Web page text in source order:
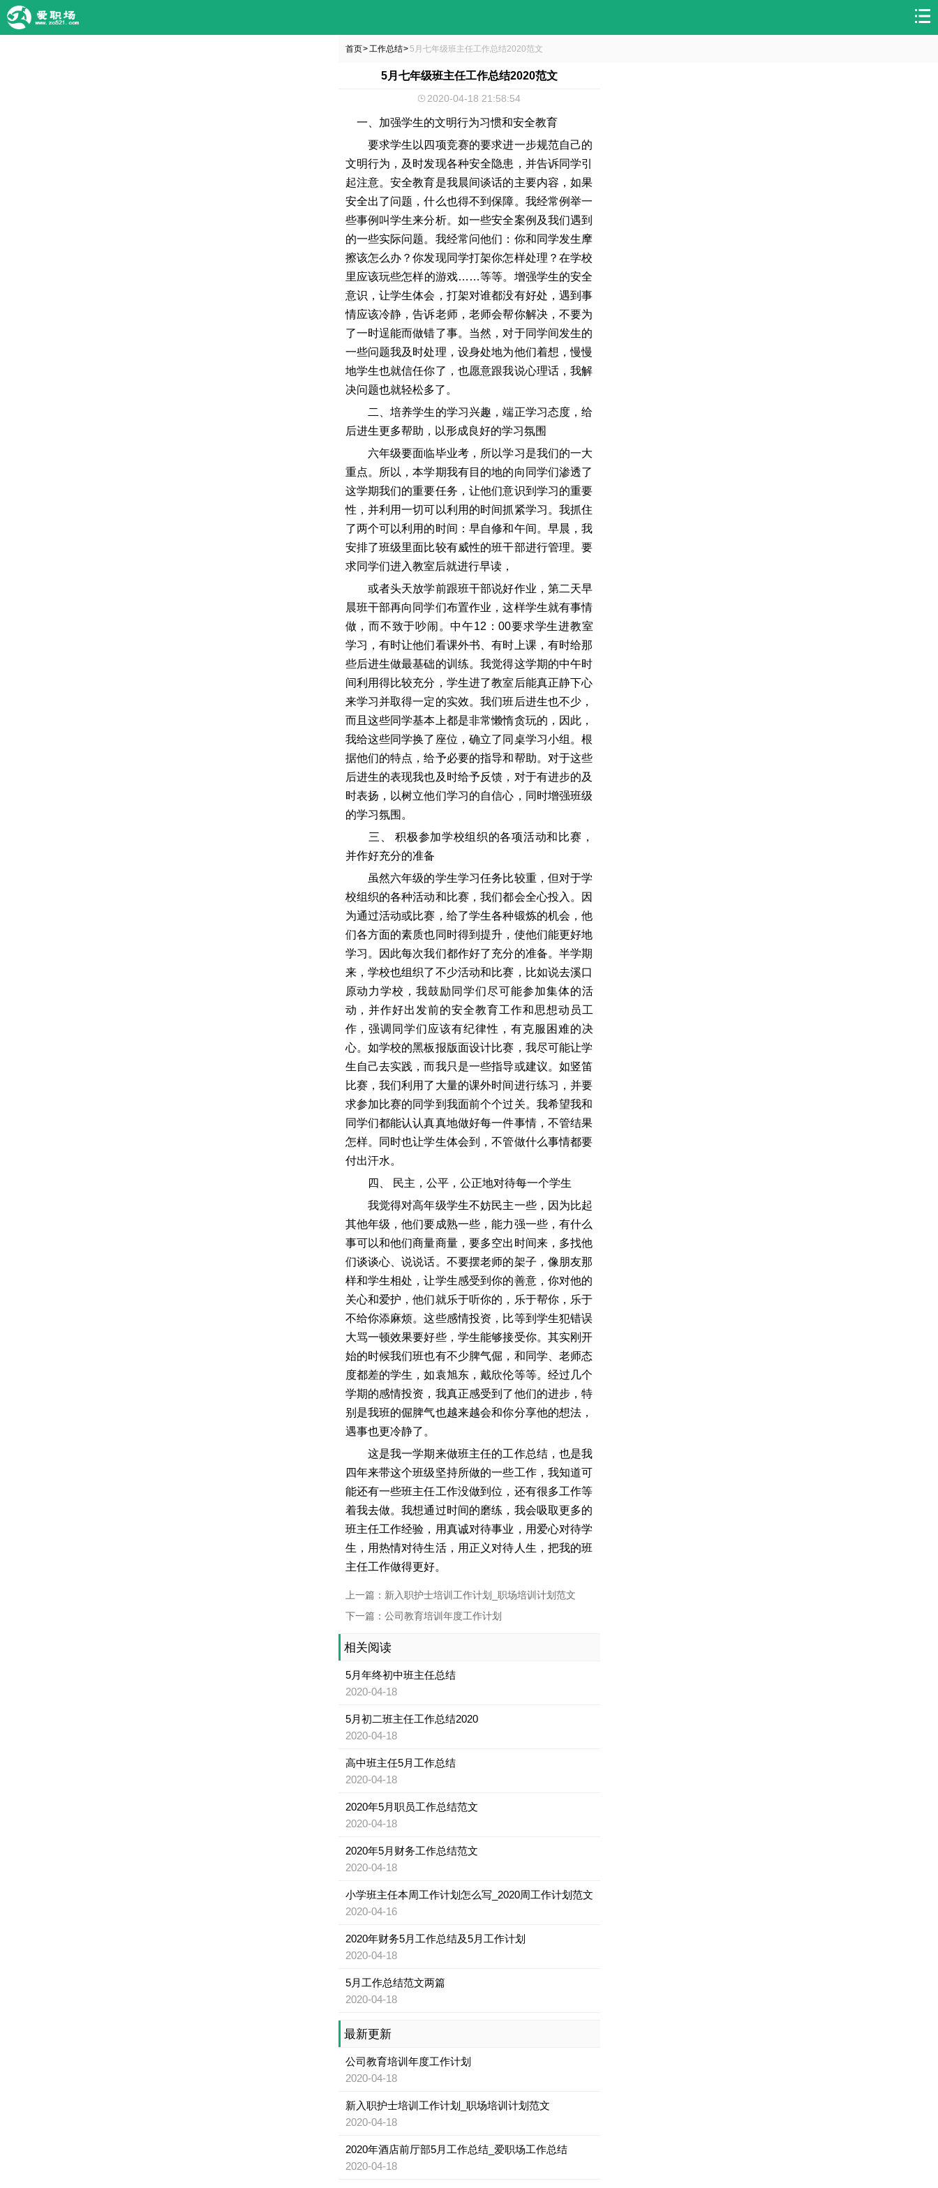
首页> 工作总结>5月七年级班主任工作总结2020范文
5月七年级班主任工作总结2020范文
2020-04-18 21:58:54
一、加强学生的文明行为习惯和安全教育
要求学生以四项竞赛的要求进一步规范自己的
文明行为，及时发现各种安全隐患，并告诉同学引
起注意。安全教育是我晨间谈话的主要内容，如果
安全出了问题，什么也得不到保障。我经常例举一
些事例叫学生来分析。如一些安全案例及我们遇到
的一些实际问题。我经常问他们：你和同学发生摩
擦该怎么办？你发现同学打架你怎样处理？在学校
里应该玩些怎样的游戏……等等。增强学生的安全
意识，让学生体会，打架对谁都没有好处，遇到事
情应该冷静，告诉老师，老师会帮你解决，不要为
了一时逞能而做错了事。当然，对于同学间发生的
一些问题我及时处理，设身处地为他们着想，慢慢
地学生也就信任你了，也愿意跟我说心理话，我解
决问题也就轻松多了。
二、培养学生的学习兴趣，端正学习态度，给
后进生更多帮助，以形成良好的学习氛围
六年级要面临毕业考，所以学习是我们的一大
重点。所以，本学期我有目的地的向同学们渗透了
这学期我们的重要任务，让他们意识到学习的重要
性，并利用一切可以利用的时间抓紧学习。我抓住
了两个可以利用的时间：早自修和午间。早晨，我
安排了班级里面比较有威性的班干部进行管理。要
求同学们进入教室后就进行早读，
或者头天放学前跟班干部说好作业，第二天早
晨班干部再向同学们布置作业，这样学生就有事情
做，而不致于吵闹。中午12：00要求学生进教室
学习，有时让他们看课外书、有时上课，有时给那
些后进生做最基础的训练。我觉得这学期的中午时
间利用得比较充分，学生进了教室后能真正静下心
来学习并取得一定的实效。我们班后进生也不少，
而且这些同学基本上都是非常懒惰贪玩的，因此，
我给这些同学换了座位，确立了同桌学习小组。根
据他们的特点，给予必要的指导和帮助。对于这些
后进生的表现我也及时给予反馈，对于有进步的及
时表扬，以树立他们学习的自信心，同时增强班级
的学习氛围。
三、 积极参加学校组织的各项活动和比赛，
并作好充分的准备
虽然六年级的学生学习任务比较重，但对于学
校组织的各种活动和比赛，我们都会全心投入。因
为通过活动或比赛，给了学生各种锻炼的机会，他
们各方面的素质也同时得到提升，使他们能更好地
学习。因此每次我们都作好了充分的准备。半学期
来，学校也组织了不少活动和比赛，比如说去溪口
原动力学校，我鼓励同学们尽可能参加集体的活
动，并作好出发前的安全教育工作和思想动员工
作，强调同学们应该有纪律性，有克服困难的决
心。如学校的黑板报版面设计比赛，我尽可能让学
生自己去实践，而我只是一些指导或建议。如竖笛
比赛，我们利用了大量的课外时间进行练习，并要
求参加比赛的同学到我面前个个过关。我希望我和
同学们都能认认真真地做好每一件事情，不管结果
怎样。同时也让学生体会到，不管做什么事情都要
付出汗水。
四、 民主，公平，公正地对待每一个学生
我觉得对高年级学生不妨民主一些，因为比起
其他年级，他们要成熟一些，能力强一些，有什么
事可以和他们商量商量，要多空出时间来，多找他
们谈谈心、说说话。不要摆老师的架子，像朋友那
样和学生相处，让学生感受到你的善意，你对他的
关心和爱护，他们就乐于听你的，乐于帮你，乐于
不给你添麻烦。这些感情投资，比等到学生犯错误
大骂一顿效果要好些，学生能够接受你。其实刚开
始的时候我们班也有不少脾气倔，和同学、老师态
度都差的学生，如袁旭东，戴欣伦等等。经过几个
学期的感情投资，我真正感受到了他们的进步，特
别是我班的倔脾气也越来越会和你分享他的想法，
遇事也更冷静了。
这是我一学期来做班主任的工作总结，也是我
四年来带这个班级坚持所做的一些工作，我知道可
能还有一些班主任工作没做到位，还有很多工作等
着我去做。我想通过时间的磨练，我会吸取更多的
班主任工作经验，用真诚对待事业，用爱心对待学
生，用热情对待生活，用正义对待人生，把我的班
主任工作做得更好。
上一篇：新入职护士培训工作计划_职场培训计划范文
下一篇：公司教育培训年度工作计划
相关阅读
5月年终初中班主任总结
2020-04-18
5月初二班主任工作总结2020
2020-04-18
高中班主任5月工作总结
2020-04-18
2020年5月职员工作总结范文
2020-04-18
2020年5月财务工作总结范文
2020-04-18
小学班主任本周工作计划怎么写_2020周工作计划范文
2020-04-16
2020年财务5月工作总结及5月工作计划
2020-04-18
5月工作总结范文两篇
2020-04-18
最新更新
公司教育培训年度工作计划
2020-04-18
新入职护士培训工作计划_职场培训计划范文
2020-04-18
2020年酒店前厅部5月工作总结_爱职场工作总结
2020-04-18